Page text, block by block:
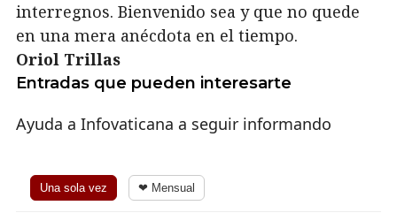
interregnos. Bienvenido sea y que no quede
en una mera anécdota en el tiempo.
Oriol Trillas
Entradas que pueden interesarte
Ayuda a Infovaticana a seguir informando
Una sola vez ❤ Mensual